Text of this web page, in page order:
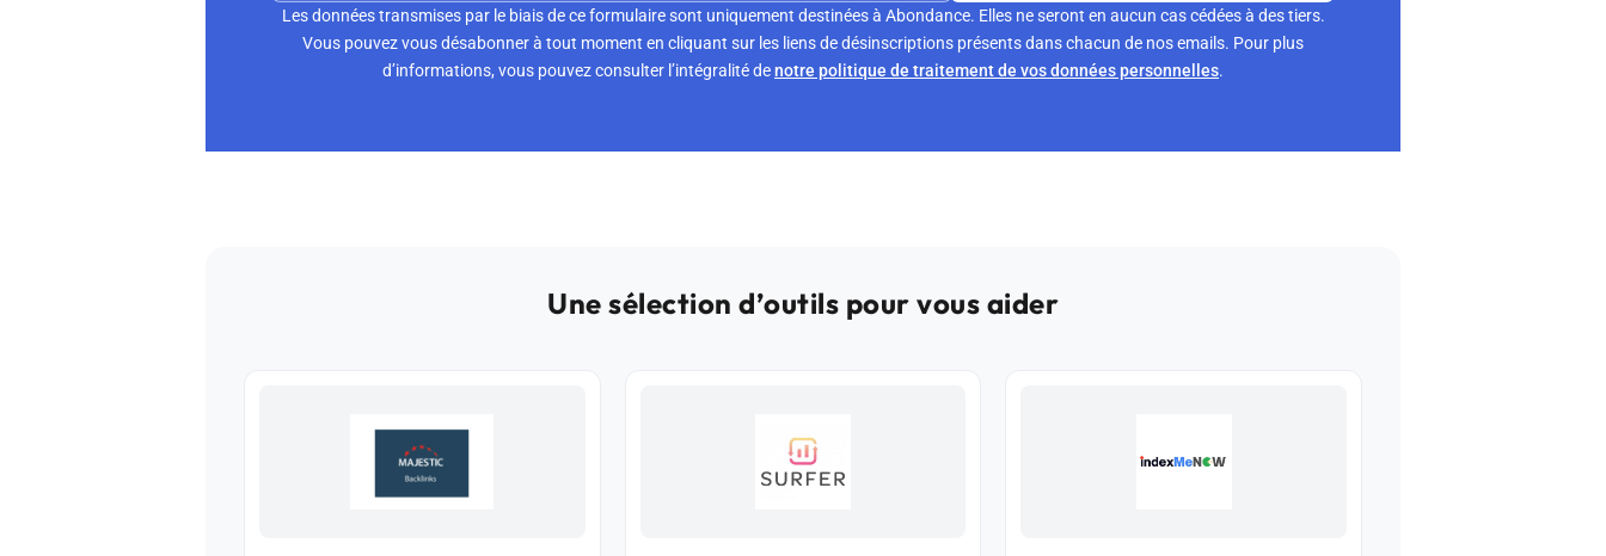
Les données transmises par le biais de ce formulaire sont uniquement destinées à Abondance. Elles ne seront en aucun cas cédées à des tiers.
Vous pouvez vous désabonner à tout moment en cliquant sur les liens de désinscriptions présents dans chacun de nos emails. Pour plus
d’informations, vous pouvez consulter l’intégralité denotre politique de traitement de vos données personnelles.
Une sélection d’outils pour vous aider